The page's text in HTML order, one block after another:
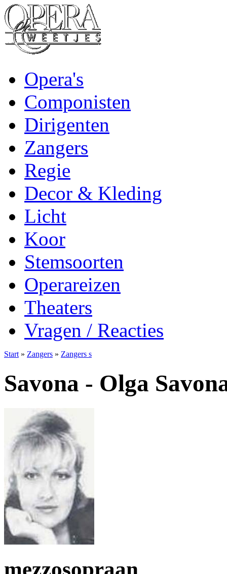
Opera's
Componisten
Dirigenten
Zangers
Regie
Decor & Kleding
Licht
Koor
Stemsoorten
Operareizen
Theaters
Vragen / Reacties
Start » Zangers » Zangers s
Savona - Olga
mezzosopraan